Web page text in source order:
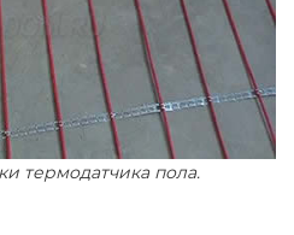
термодатчика пола.